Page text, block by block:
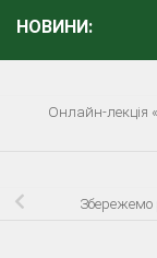
НОВИНИ:
Онлайн-лекція
Збережемо